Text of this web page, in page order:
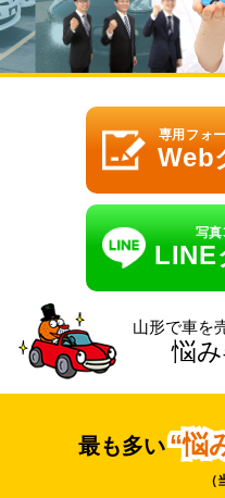
専用フォ
Web
写真
LINE
山形で車を
悩み
最も多い“悩
（